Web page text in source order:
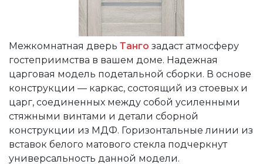
Межкомнатная дверь Танго задаст атмосферу
гостеприимства в вашем доме. Надежная
царговая модель подетальной сборки. В основе
конструкции — каркас, состоящий из стоевых и
царг, соединенных между собой усиленными
стяжными винтами и детали сборной
конструкции из МДФ. Горизонтальные линии из
вставок белого матового стекла подчеркнут
универсальность данной модели.